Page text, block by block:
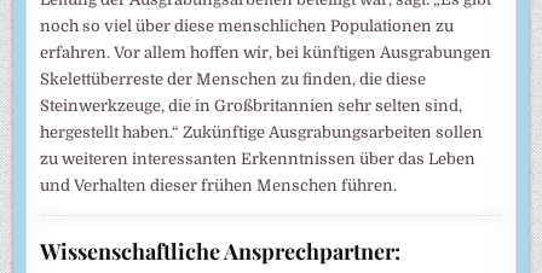
noch so viel über diese menschlichen Populationen zu
erfahren. Vor allem hoffen wir, bei künftigen Ausgrabungen
Skelettüberreste der Menschen zu finden, die diese
Steinwerkzeuge, die in Großbritannien sehr selten sind,
hergestellt haben.“ Zukünftige Ausgrabungsarbeiten sollen
zu weiteren interessanten Erkenntnissen über das Leben
und Verhalten dieser frühen Menschen führen.
Wissenschaftliche Ansprechpartner: